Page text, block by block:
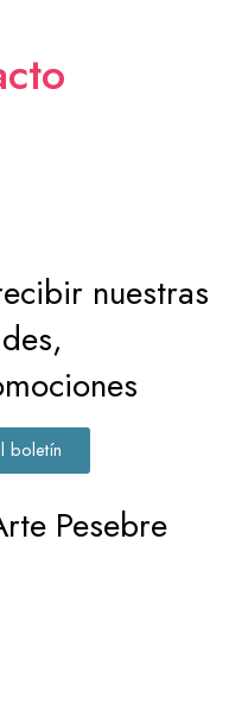
nuestras
boletín
Pesebre